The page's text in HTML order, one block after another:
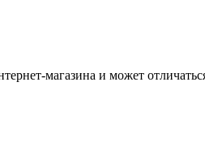
магазина и может